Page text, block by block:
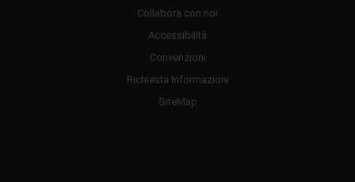
Collabora con noi
Accessibilità
Convenzioni
Richiesta Informazioni
SiteMap